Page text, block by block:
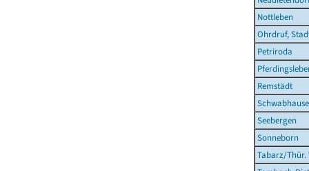
Nottleben
Ohrdruf,
Petriroda
Remstädt
Seebergen
Sonneborn
Tabarz/Thür.